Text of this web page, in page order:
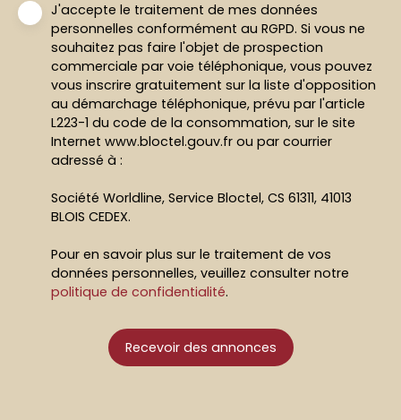
J'accepte le traitement de mes données
personnelles conformément au RGPD. Si vous ne
souhaitez pas faire l'objet de prospection
commerciale par voie téléphonique, vous pouvez
vous inscrire gratuitement sur la liste d'opposition
au démarchage téléphonique, prévu par l'article
L223-1 du code de la consommation, sur le site
Internet www.bloctel.gouv.fr ou par courrier
adressé à :
Société Worldline, Service Bloctel, CS 61311, 41013
BLOIS CEDEX.
Pour en savoir plus sur le traitement de vos
données personnelles, veuillez consulter notre
politique de confidentialité.
Recevoir des annonces